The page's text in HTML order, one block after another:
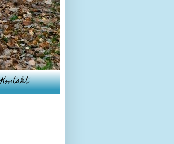
Kontakt